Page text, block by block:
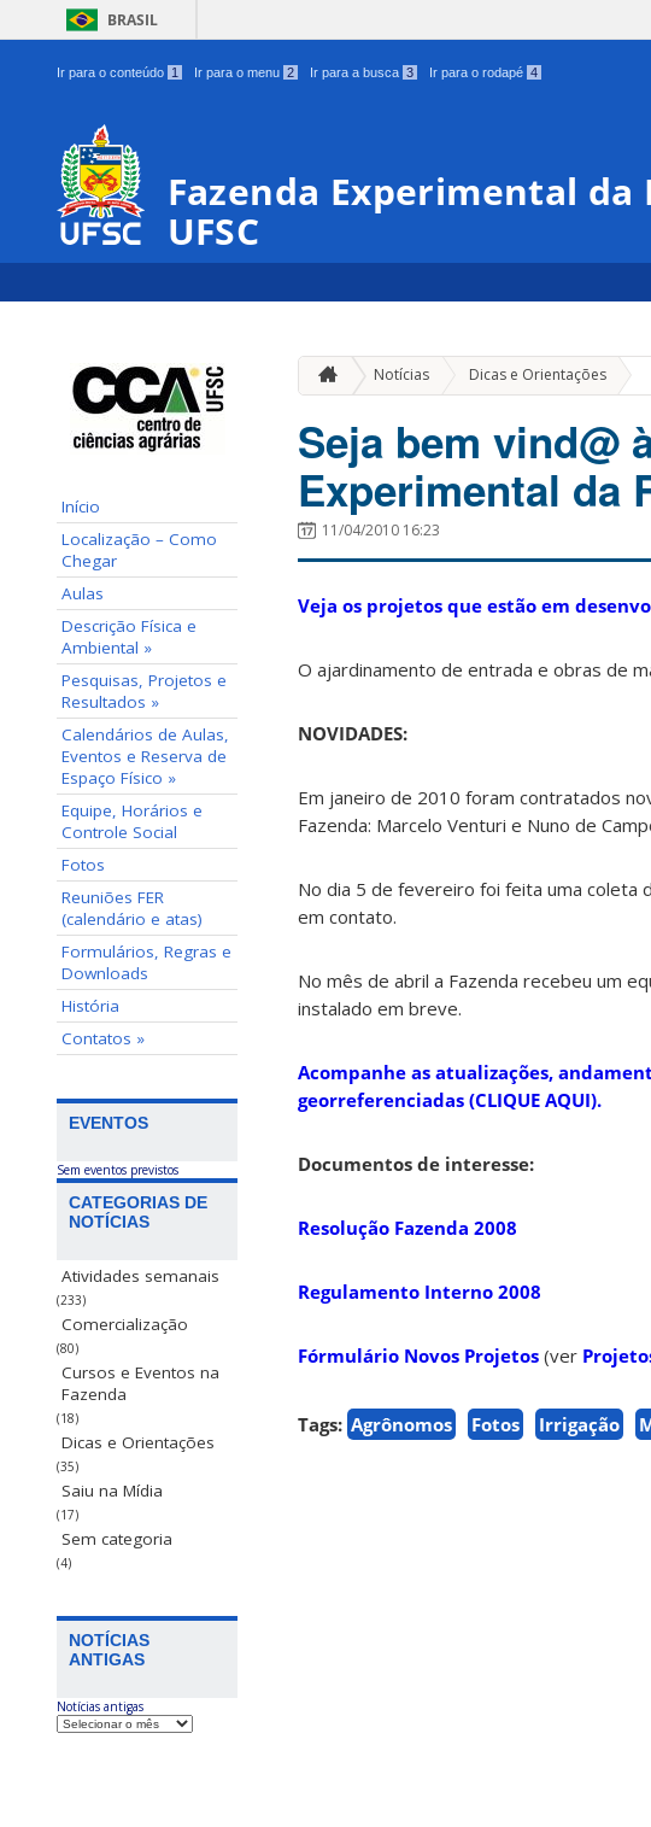
BRASIL
Ir para o conteúdo 1 Ir para o menu 2 Ir para a busca 3 Ir para o rodapé 4
Fazenda Experimental da
UFSC
Início
Localização – Como
Chegar
Aulas
Descrição Física e
Ambiental »
Pesquisas, Projetos e
Resultados »
Calendários de Aulas,
Eventos e Reserva de
Espaço Físico »
Equipe, Horários e
Controle Social
Fotos
Reuniões FER
(calendário e atas)
Formulários, Regras e
Downloads
História
Contatos »
EVENTOS
Sem eventos previstos
CATEGORIAS DE
NOTÍCIAS
Atividades semanais
(233)
Comercialização
(80)
Cursos e Eventos na
Fazenda
(18)
Dicas e Orientações
(35)
Saiu na Mídia
(17)
Sem categoria
(4)
NOTÍCIAS
ANTIGAS
Notícias antigas
Notícias Dicas e Orientações »
Seja bem vind@
Experimental da
11/04/2010 16:23
Veja os projetos que estão em
O ajardinamento de entrada e obras de
NOVIDADES:
Em janeiro de 2010 foram contratados
Fazenda: Marcelo Venturi e Nuno de
No dia 5 de fevereiro foi feita uma coleta
em contato.
No mês de abril a Fazenda recebeu um
instalado em breve.
Acompanhe as atualizações,
georreferenciadas (CLIQUE AQUI).
Documentos de interesse:
Resolução Fazenda 2008
Regulamento Interno 2008
Fórmulário Novos Projetos (ver
Tags: Agrônomos Fotos Irrigação